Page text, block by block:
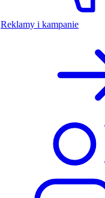
Reklamy i kampanie